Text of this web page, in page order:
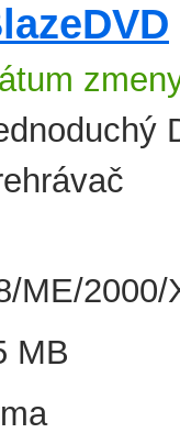
ME/
MB